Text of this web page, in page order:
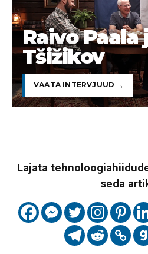
Raivo Paala
Tšižikov
VAATA INTERVJUUD
Lajata
seda